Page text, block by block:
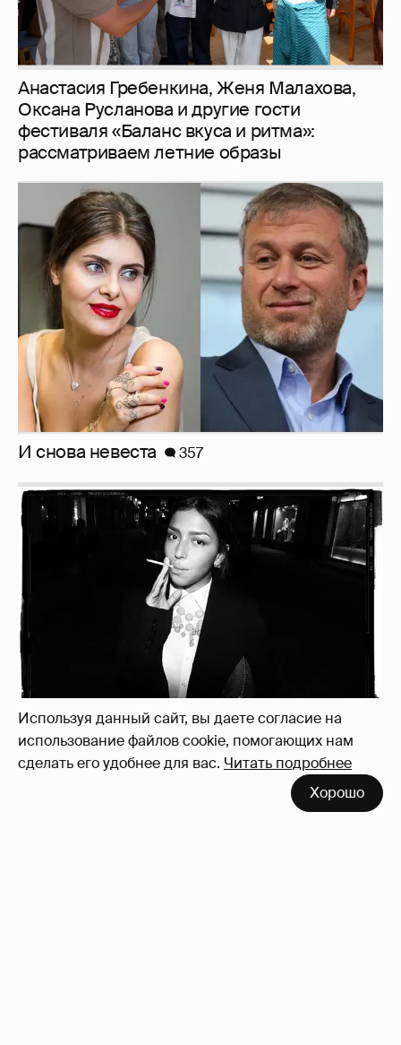
Используя данный сайт, вы даете согласие на
использование файлов cookie, помогающих нам
сделать его удобнее для вас. Читать подробнее
Хорошо
Анастасия Гребенкина, Женя Малахова,
Оксана Русланова и другие гости
фестиваля «Баланс вкуса и ритма»:
рассматриваем летние образы
И снова невеста 357
Рублёвские дочки